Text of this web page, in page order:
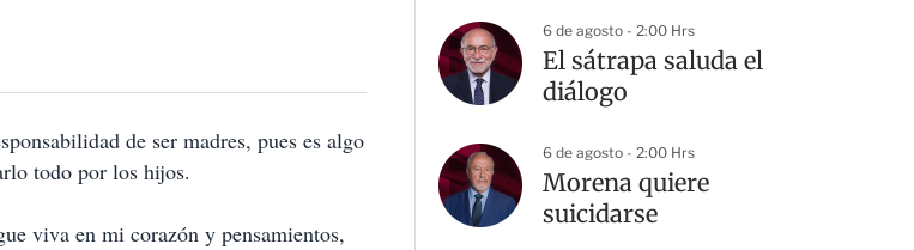
de ser madres, pues es algo
todo por los hijos.
viva en mi corazón y pensamientos,
6 de agosto - 2:00 Hrs
El sátrapa saluda el
diálogo
6 de agosto - 2:00 Hrs
Morena quiere
suicidarse